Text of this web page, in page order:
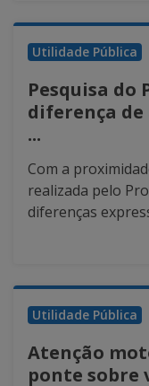
Utilidade Pública
Pesquisa do
diferença de
...
Com a
realizada pelo
diferenças
Utilidade Pública
Atenção
ponte sobre